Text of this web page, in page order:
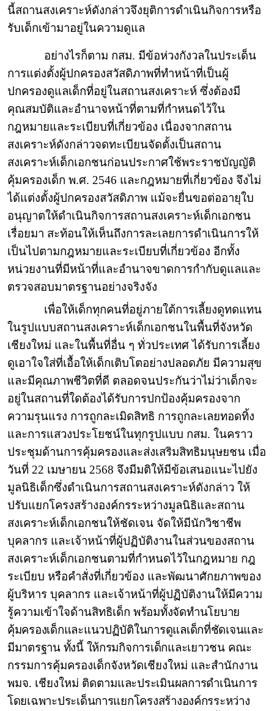
นี้สถานสงเคราะห์ดังกล่าวจึงยุติการดำเนินกิจการหรือ
รับเด็กเข้ามาอยู่ในความดูแล
อย่างไรก็ตาม กสม. มีข้อห่วงกังวลในประเด็น
การแต่งตั้งผู้ปกครองสวัสดิภาพที่ทำหน้าที่เป็นผู้
ปกครองดูแลเด็กที่อยู่ในสถานสงเคราะห์ ซึ่งต้องมี
คุณสมบัติและอำนาจหน้าที่ตามที่กำหนดไว้ใน
กฎหมายและระเบียบที่เกี่ยวข้อง เนื่องจากสถาน
สงเคราะห์ดังกล่าวจดทะเบียนจัดตั้งเป็นสถาน
สงเคราะห์เด็กเอกชนก่อนประกาศใช้พระราชบัญญัติ
คุ้มครองเด็ก พ.ศ. 2546 และกฎหมายที่เกี่ยวข้อง จึงไม่
ได้แต่งตั้งผู้ปกครองสวัสดิภาพ แม้จะยื่นขอต่ออายุใบ
อนุญาตให้ดำเนินกิจการสถานสงเคราะห์เด็กเอกชน
เรื่อยมา สะท้อนให้เห็นถึงการละเลยการดำเนินการให้
เป็นไปตามกฎหมายและระเบียบที่เกี่ยวข้อง อีกทั้ง
หน่วยงานที่มีหน้าที่และอำนาจขาดการกำกับดูแลและ
ตรวจสอบมาตรฐานอย่างจริงจัง
เพื่อให้เด็กทุกคนที่อยู่ภายใต้การเลี้ยงดูทดแทน
ในรูปแบบสถานสงเคราะห์เด็กเอกชนในพื้นที่จังหวัด
เชียงใหม่ และในพื้นที่อื่น ๆ ทั่วประเทศ ได้รับการเลี้ยง
ดูเอาใจใส่ที่เอื้อให้เด็กเติบโตอย่างปลอดภัย มีความสุข
และมีคุณภาพชีวิตที่ดี ตลอดจนประกันว่าไม่ว่าเด็กจะ
อยู่ในสถานที่ใดต้องได้รับการปกป้องคุ้มครองจาก
ความรุนแรง การถูกละเมิดสิทธิ การถูกละเลยทอดทิ้ง
และการแสวงประโยชน์ในทุกรูปแบบ กสม. ในคราว
ประชุมด้านการคุ้มครองและส่งเสริมสิทธิมนุษยชน เมื่อ
วันที่ 22 เมษายน 2568 จึงมีมติให้มีข้อเสนอแนะไปยัง
มูลนิธิเด็กซึ่งดำเนินการสถานสงเคราะห์ดังกล่าว ให้
ปรับแยกโครงสร้างองค์กรระหว่างมูลนิธิและสถาน
สงเคราะห์เด็กเอกชนให้ชัดเจน จัดให้มีนักวิชาชีพ
บุคลากร และเจ้าหน้าที่ผู้ปฏิบัติงานในส่วนของสถาน
สงเคราะห์เด็กเอกชนตามที่กำหนดไว้ในกฎหมาย กฎ
ระเบียบ หรือคำสั่งที่เกี่ยวข้อง และพัฒนาศักยภาพของ
ผู้บริหาร บุคลากร และเจ้าหน้าที่ผู้ปฏิบัติงานให้มีความ
รู้ความเข้าใจด้านสิทธิเด็ก พร้อมทั้งจัดทำนโยบาย
คุ้มครองเด็กและแนวปฏิบัติในการดูแลเด็กที่ชัดเจนและ
มีมาตรฐาน ทั้งนี้ ให้กรมกิจการเด็กและเยาวชนคณะ
กรรมการคุ้มครองเด็กจังหวัดเชียงใหม่ และสำนักงาน
พมจ. เชียงใหม่ ติดตามและประเมินผลการดำเนินการ
โดยเฉพาะประเด็นการแยกโครงสร้างองค์กรระหว่าง